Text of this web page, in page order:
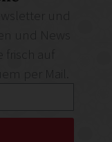
per Mail.